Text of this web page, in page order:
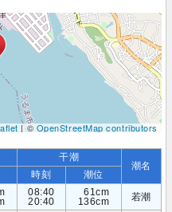
| ©OpenStreetMap contributors
干潮
潮名
時刻
潮位
08:40
20:40
61cm
136cm
若潮